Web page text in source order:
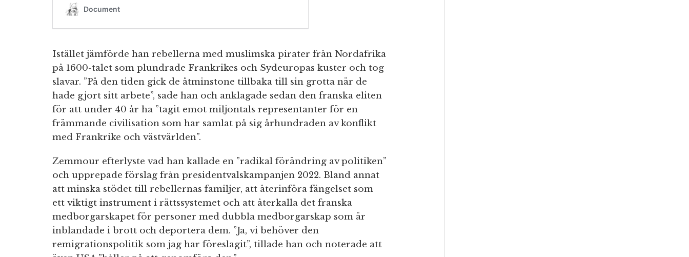
Istället jämförde han rebellerna med muslimska pirater från Nordafrika
på 1600-talet som plundrade Frankrikes och Sydeuropas kuster och tog
slavar. ”På den tiden gick de åtminstone tillbaka till sin grotta när de
hade gjort sitt arbete”, sade han och anklagade sedan den franska eliten
för att under 40 år ha ”tagit emot miljontals representanter för en
främmande civilisation som har samlat på sig århundraden av konflikt
med Frankrike och västvärlden”.
Zemmour efterlyste vad han kallade en ”radikal förändring av politiken”
och upprepade förslag från presidentvalskampanjen 2022. Bland annat
att minska stödet till rebellernas familjer, att återinföra fängelset som
ett viktigt instrument i rättssystemet och att återkalla det franska
medborgarskapet för personer med dubbla medborgarskap som är
inblandade i brott och deportera dem. ”Ja, vi behöver den
remigrationspolitik som jag har föreslagit”, tillade han och noterade att